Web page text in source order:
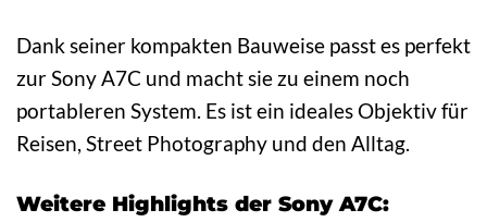
Dank seiner kompakten Bauweise passt es perfekt
zur Sony A7C und macht sie zu einem noch
portableren System. Es ist ein ideales Objektiv für
Reisen, Street Photography und den Alltag.
Weitere Highlights der Sony A7C: